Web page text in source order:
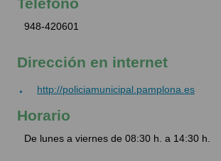
948-420601
Dirección en internet
http://policiamunicipal.pamplona.es
Horario
De lunes a viernes de 08:30 h. a 14:30 h.